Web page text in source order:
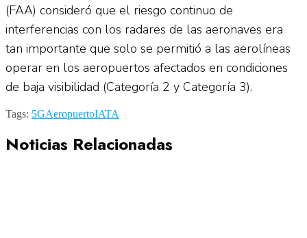
(FAA) consideró que el riesgo continuo de
interferencias con los radares de las aeronaves era
tan importante que solo se permitió a las aerolíneas
operar en los aeropuertos afectados en condiciones
de baja visibilidad (Categoría 2 y Categoría 3).
Tags: 5GAeropuertoIATA
Noticias Relacionadas